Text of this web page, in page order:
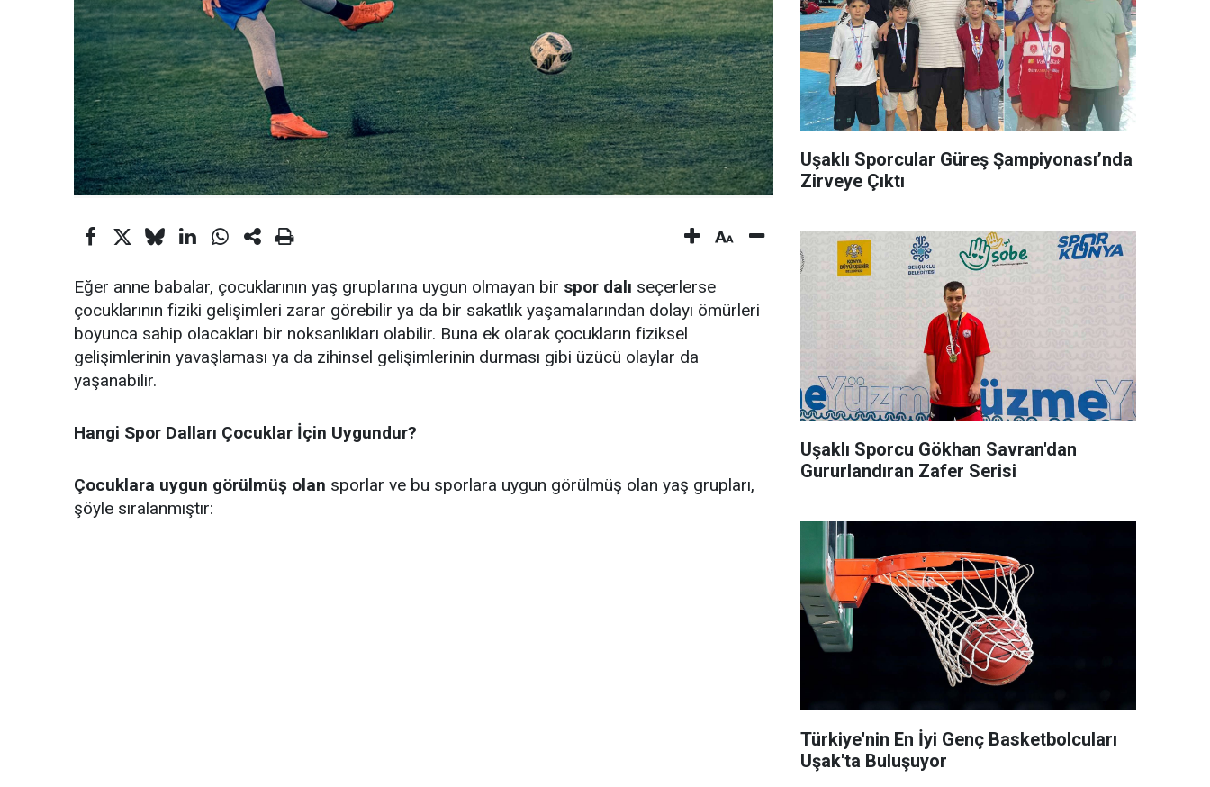
Eğer anne babalar, çocuklarının yaş gruplarına uygun olmayan bir spor dalı seçerlerse
çocuklarının fiziki gelişimleri zarar görebilir ya da bir sakatlık yaşamalarından dolayı ömürleri
boyunca sahip olacakları bir noksanlıkları olabilir. Buna ek olarak çocukların fiziksel
gelişimlerinin yavaşlaması ya da zihinsel gelişimlerinin durması gibi üzücü olaylar da
yaşanabilir.
Hangi Spor Dalları Çocuklar İçin Uygundur?
Çocuklara uygun görülmüş olan sporlar ve bu sporlara uygun görülmüş olan yaş grupları,
şöyle sıralanmıştır:
Uşaklı Sporcular Güreş Şampiyonası’nda
Zirveye Çıktı
Uşaklı Sporcu Gökhan Savran'dan
Gururlandıran Zafer Serisi
Türkiye'nin En İyi Genç Basketbolcuları
Uşak'ta Buluşuyor